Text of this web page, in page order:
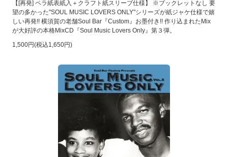
【[再発] ペラ紙表紙入＋クラフト紙スリーブ仕様】 ※ブックレットなし 要
望の多かった"SOUL MUSIC LOVERS ONLY"シリーズが紙ジャケ仕様で嬉
しい再発!! 横須賀の老舗Soul Bar『Custom』お墨付き!! 作り込まれたMix
が大好評の本格MixCD『Soul Music Lovers Only』第３弾。
1,500円(税込1,650円)